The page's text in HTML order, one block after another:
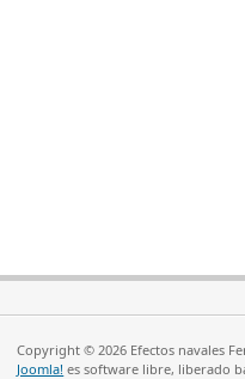
Copyright © 2026 Efectos navales
Joomla! es software libre, liberado